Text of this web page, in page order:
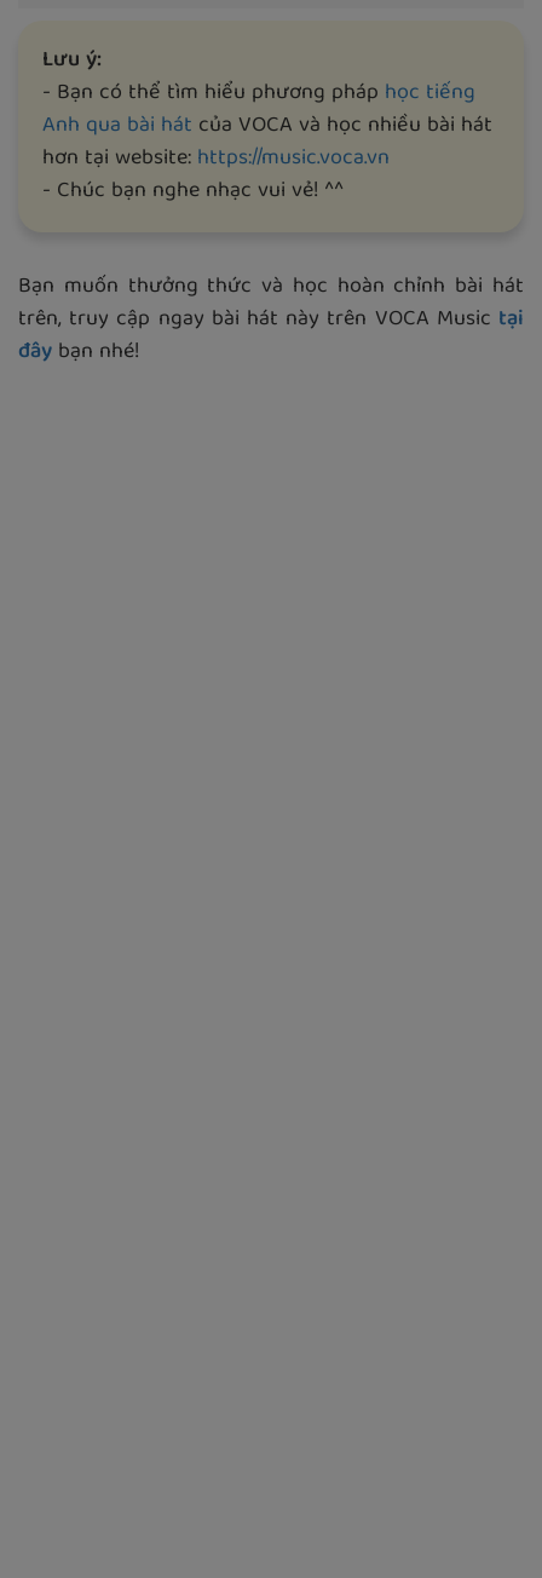
Lưu ý:
- Bạn có thể tìm hiểu phương pháp học tiếng
Anh qua bài hát của VOCA và học nhiều bài hát
hơn tại website:https://music.voca.vn
- Chúc bạn nghe nhạc vui vẻ! ^^
Bạn muốn thưởng thức và học hoàn chỉnh bài hát
trên, truy cập ngay bài hát này trên VOCA Music tại
đâybạn nhé!